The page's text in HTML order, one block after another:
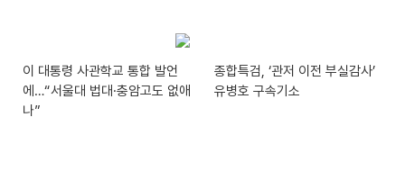
이 대통령 사관학교 통합 발언
에…“서울대 법대·충암고도 없애
나”
종합특검, ‘관저 이전 부실감사’
유병호 구속기소